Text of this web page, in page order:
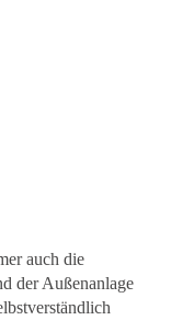
auch die
der Außenanlage